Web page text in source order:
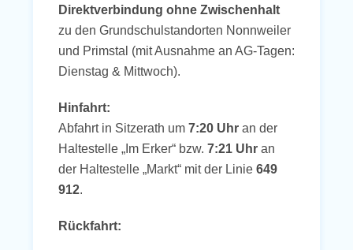
Direktverbindung ohne Zwischenhalt
zu den Grundschulstandorten Nonnweiler
und Primstal (mit Ausnahme an AG-Tagen:
Dienstag & Mittwoch).
Hinfahrt:
Abfahrt in Sitzerath um 7:20 Uhr an der
Haltestelle „Im Erker“ bzw. 7:21 Uhr an
der Haltestelle „Markt“ mit der Linie 649
912.
Rückfahrt: